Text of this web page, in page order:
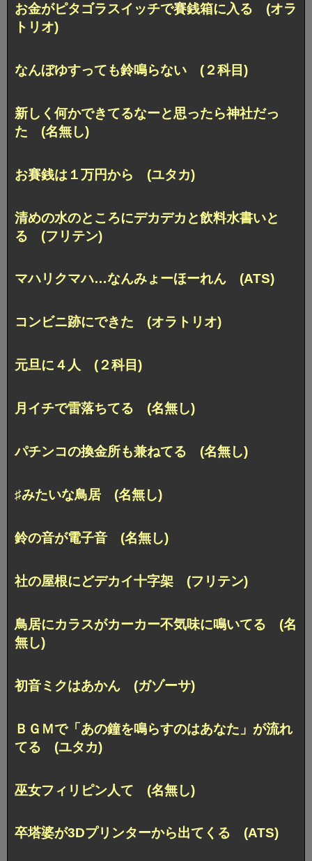
お金がピタゴラスイッチで賽銭箱に入る (オラ
トリオ)
なんぼゆすっても鈴鳴らない (２科目)
新しく何かできてるなーと思ったら神社だっ
た (名無し)
お賽銭は１万円から (ユタカ)
清めの水のところにデカデカと飲料水書いと
る (フリテン)
マハリクマハ…なんみょーほーれん (ATS)
コンビニ跡にできた (オラトリオ)
元旦に４人 (２科目)
月イチで雷落ちてる (名無し)
パチンコの換金所も兼ねてる (名無し)
♯みたいな鳥居 (名無し)
鈴の音が電子音 (名無し)
社の屋根にどデカイ十字架 (フリテン)
鳥居にカラスがカーカー不気味に鳴いてる (名
無し)
初音ミクはあかん (ガゾーサ)
ＢＧＭで「あの鐘を鳴らすのはあなた」が流れ
てる (ユタカ)
巫女フィリピン人て (名無し)
卒塔婆が3Dプリンターから出てくる (ATS)